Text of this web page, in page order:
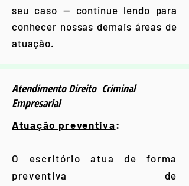
seu caso — continue lendo para
conhecer nossas demais áreas de
atuação.
Atendimento Direito Criminal
Empresarial
Atuação preventiva:
O escritório atua de forma
preventiva de